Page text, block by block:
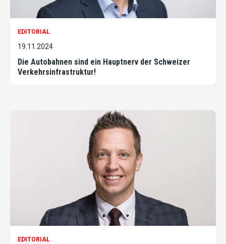
EDITORIAL
19.11.2024
Die Autobahnen sind ein Hauptnerv der Schweizer
Verkehrsinfrastruktur!
EDITORIAL